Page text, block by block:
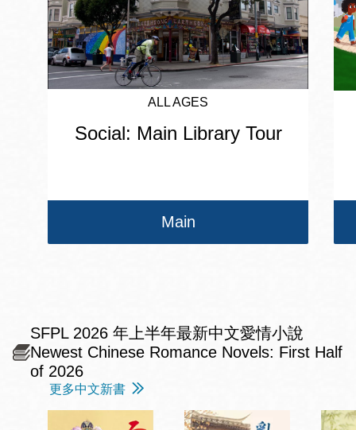
ALL AGES
Social: Main Library Tour
Main
SFPL 2026 年上半年最新中文愛情小說
Newest Chinese Romance Novels: First Half
of 2026
更多中文新書